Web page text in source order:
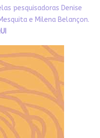
pesquisadoras Denise
e Milena Belançon.